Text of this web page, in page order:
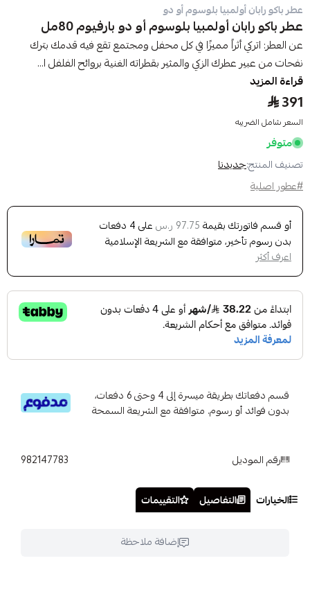
عطر باكو رابان أولمبيا بلوسوم أو دو
عطر باكو رابان أولمبيا بلوسوم أو دو بارفيوم 80مل
عن العطر: اتركي أثراً مميزًا في كل محفل ومجتمع تقع فيه قدمك بترك
نفحات من عبير عطرك الزكي والمثير بقطراته الغنية بروائح الفلفل ا...
قراءة المزيد
391
السعر شامل الضريبه
متوفر
تصنيف المنتج:جديدنا
#عطور اصلية
أو قسم فاتورتك بقيمة 97.75 ر.س على4 دفعات
بدون رسوم تأخير، متوافقة مع الشريعة الإسلامية
اعرف أكثر
قسم دفعاتك بطريقة ميسرة إلى 4 وحتى 6 دفعات،
بدون فوائد أو رسوم. متوافقة مع الشريعة السمحة
رقم الموديل 982147783
الخيارات التفاصيل التقييمات
إضافة ملاحظة